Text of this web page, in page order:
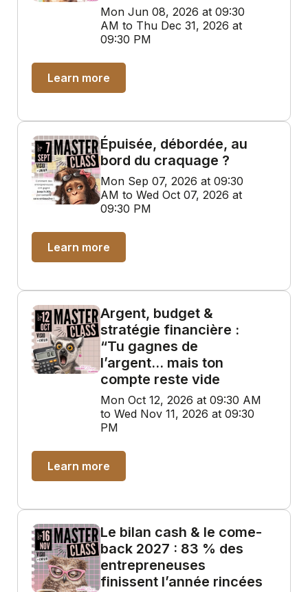
Mon Jun 08, 2026 at 09:30
AM to Thu Dec 31, 2026 at
09:30 PM
Learn more
Épuisée, débordée, au
bord du craquage ?
Mon Sep 07, 2026 at 09:30
AM to Wed Oct 07, 2026 at
09:30 PM
Learn more
Argent, budget &
stratégie financière :
“Tu gagnes de
l’argent… mais ton
compte reste vide
Mon Oct 12, 2026 at 09:30 AM
to Wed Nov 11, 2026 at 09:30
PM
Learn more
Le bilan cash & le come-
back 2027 : 83 % des
entrepreneuses
finissent l’année rincées